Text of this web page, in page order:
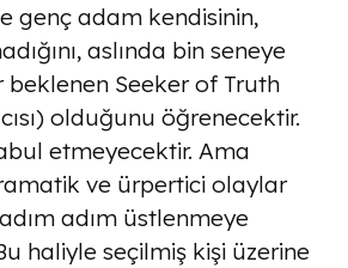
genç adam kendisinin,
aslında bin seneye
beklenen Seeker of Truth
olduğunu öğrenecektir.
etmeyecektir. Ama
ve ürpertici olaylar
adım üstlenmeye
haliyle seçilmiş kişi üzerine